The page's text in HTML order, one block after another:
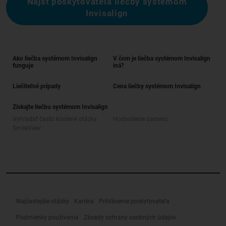
Invisalign
Ako liečba systémom Invisalign
funguje
V čom je liečba systémom Invisalign
iná?
Liečiteľné prípady Cena liečby systémom Invisalign
Získajte liečbu systémom Invisalign
Najčastejšie otázky Kariéra Prihlásenie poskytovateľa
Podmienky používania Zásady ochrany osobných údajov